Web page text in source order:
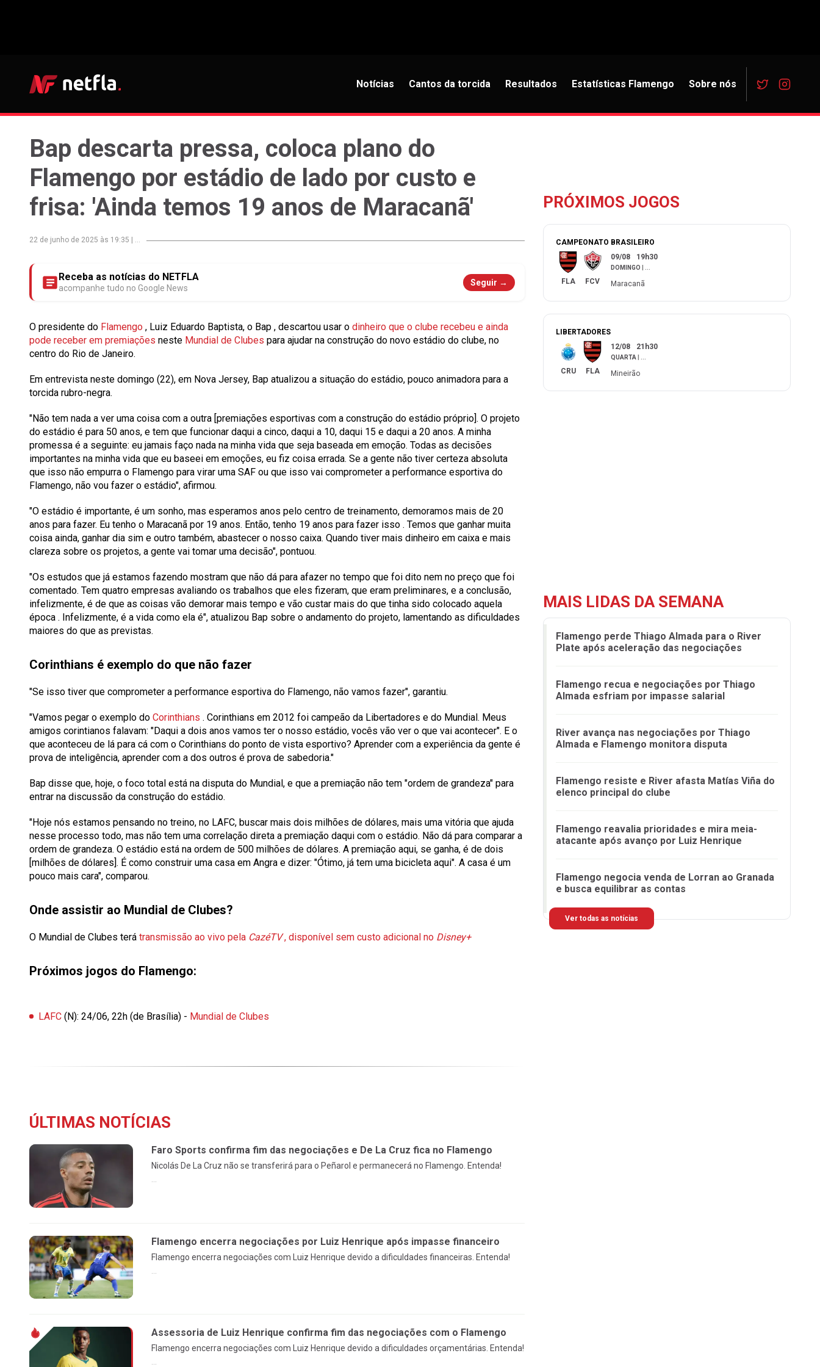
Notícias Cantos da torcida Resultados Estatísticas Flamengo Sobre nós
Bap descarta pressa, coloca plano do
Flamengo por estádio de lado por custo e
frisa: 'Ainda temos 19 anos de Maracanã'
22 de junho de 2025 às 19:35 ...
Receba as notícias do NETFLA
acompanhe tudo no Google News
Seguir →
O presidente do Flamengo , Luiz Eduardo Baptista, o Bap , descartou usar o dinheiro que o clube recebeu e ainda
pode receber em premiações neste Mundial de Clubes para ajudar na construção do novo estádio do clube, no
centro do Rio de Janeiro.
Em entrevista neste domingo (22), em Nova Jersey, Bap atualizou a situação do estádio, pouco animadora para a
torcida rubro-negra.
"Não tem nada a ver uma coisa com a outra [premiações esportivas com a construção do estádio próprio]. O projeto
do estádio é para 50 anos, e tem que funcionar daqui a cinco, daqui a 10, daqui 15 e daqui a 20 anos. A minha
promessa é a seguinte: eu jamais faço nada na minha vida que seja baseada em emoção. Todas as decisões
importantes na minha vida que eu baseei em emoções, eu fiz coisa errada. Se a gente não tiver certeza absoluta
que isso não empurra o Flamengo para virar uma SAF ou que isso vai comprometer a performance esportiva do
Flamengo, não vou fazer o estádio", afirmou.
"O estádio é importante, é um sonho, mas esperamos anos pelo centro de treinamento, demoramos mais de 20
anos para fazer. Eu tenho o Maracanã por 19 anos. Então, tenho 19 anos para fazer isso . Temos que ganhar muita
coisa ainda, ganhar dia sim e outro também, abastecer o nosso caixa. Quando tiver mais dinheiro em caixa e mais
clareza sobre os projetos, a gente vai tomar uma decisão", pontuou.
"Os estudos que já estamos fazendo mostram que não dá para afazer no tempo que foi dito nem no preço que foi
comentado. Tem quatro empresas avaliando os trabalhos que eles fizeram, que eram preliminares, e a conclusão,
infelizmente, é de que as coisas vão demorar mais tempo e vão custar mais do que tinha sido colocado aquela
época . Infelizmente, é a vida como ela é", atualizou Bap sobre o andamento do projeto, lamentando as dificuldades
maiores do que as previstas.
Corinthians é exemplo do que não fazer
"Se isso tiver que comprometer a performance esportiva do Flamengo, não vamos fazer", garantiu.
"Vamos pegar o exemplo do Corinthians . Corinthians em 2012 foi campeão da Libertadores e do Mundial. Meus
amigos corintianos falavam: "Daqui a dois anos vamos ter o nosso estádio, vocês vão ver o que vai acontecer". E o
que aconteceu de lá para cá com o Corinthians do ponto de vista esportivo? Aprender com a experiência da gente é
prova de inteligência, aprender com a dos outros é prova de sabedoria."
Bap disse que, hoje, o foco total está na disputa do Mundial, e que a premiação não tem "ordem de grandeza" para
entrar na discussão da construção do estádio.
"Hoje nós estamos pensando no treino, no LAFC, buscar mais dois milhões de dólares, mais uma vitória que ajuda
nesse processo todo, mas não tem uma correlação direta a premiação daqui com o estádio. Não dá para comparar a
ordem de grandeza. O estádio está na ordem de 500 milhões de dólares. A premiação aqui, se ganha, é de dois
[milhões de dólares]. É como construir uma casa em Angra e dizer: "Ótimo, já tem uma bicicleta aqui". A casa é um
pouco mais cara", comparou.
Onde assistir ao Mundial de Clubes?
O Mundial de Clubes terá transmissão ao vivo pela CazéTV, disponível sem custo adicional no Disney+
Próximos jogos do Flamengo:
LAFC (N): 24/06, 22h (de Brasília) - Mundial de Clubes
ÚLTIMAS NOTÍCIAS
Faro Sports confirma fim das negociações e De La Cruz fica no Flamengo
Nicolás De La Cruz não se transferirá para o Peñarol e permanecerá no Flamengo. Entenda!
...
Flamengo encerra negociações por Luiz Henrique após impasse financeiro
Flamengo encerra negociações com Luiz Henrique devido a dificuldades financeiras. Entenda!
Assessoria de Luiz Henrique confirma fim das negociações com o Flamengo
Flamengo encerra negociações com Luiz Henrique devido a dificuldades orçamentárias. Entenda!
...
PRÓXIMOS JOGOS
CAMPEONATO BRASILEIRO
FLA FCV
09/08 19h30
DOMINGO
Maracanã
LIBERTADORES
CRU FLA
12/08 21h30
QUARTA
Mineirão
MAIS LIDAS DA SEMANA
Flamengo perde Thiago Almada para o River
Plate após aceleração das negociações
Flamengo recua e negociações por Thiago
Almada esfriam por impasse salarial
River avança nas negociações por Thiago
Almada e Flamengo monitora disputa
Flamengo resiste e River afasta Matías Viña do
elenco principal do clube
Flamengo reavalia prioridades e mira meia-
atacante após avanço por Luiz Henrique
Flamengo negocia venda de Lorran ao Granada
e busca equilibrar as contas
Ver todas as notícias